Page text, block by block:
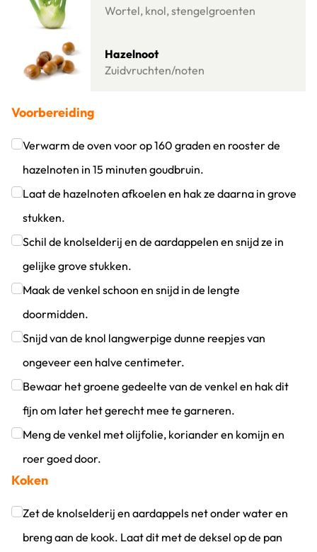
Wortel, knol, stengelgroenten
Hazelnoot
Zuidvruchten/noten
Lees meer over Hazelnoot
Voorbereiding
Verwarm de oven voor op 160 graden en rooster de
hazelnoten in 15 minuten goudbruin.
Klik om dit selectievakje aan te vinken
Laat de hazelnoten afkoelen en hak ze daarna in grove
stukken.
Klik om dit selectievakje aan te vinken
Schil de knolselderij en de aardappelen en snijd ze in
gelijke grove stukken.
Klik om dit selectievakje aan te vinken
Maak de venkel schoon en snijd in de lengte
doormidden.
Klik om dit selectievakje aan te vinken
Snijd van de knol langwerpige dunne reepjes van
ongeveer een halve centimeter.
Klik om dit selectievakje aan te vinken
Bewaar het groene gedeelte van de venkel en hak dit
fijn om later het gerecht mee te garneren.
Klik om dit selectievakje aan te vinken
Meng de venkel met olijfolie, koriander en komijn en
roer goed door.
Klik om dit selectievakje aan te vinken
Koken
Zet de knolselderij en aardappels net onder water en
breng aan de kook. Laat dit met de deksel op de pan